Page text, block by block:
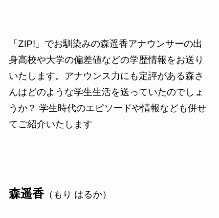
「ZIP!」でお馴染みの森遥香アナウンサーの出
身高校や大学の偏差値などの学歴情報をお送り
いたします。アナウンス力にも定評がある森さ
んはどのような学生生活を送っていたのでしょ
うか？ 学生時代のエピソードや情報なども併せ
てご紹介いたします
森遥香（もり はるか）